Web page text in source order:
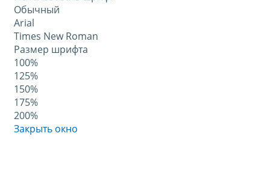
Обычный
Arial
Times New Roman
Размер шрифта
100%
125%
150%
175%
200%
Закрыть окно